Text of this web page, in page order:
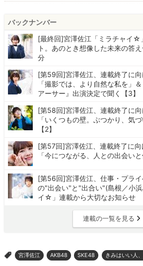
バックナンバー
[最終回]宮澤佐江「ミラチャイ☆
ト。あのとき想像した未来の答
分
[第59回]宮澤佐江、連載終了に
「撮影では、より自然な私を」
アーサー』出演決定で聞く【3】
[第58回]宮澤佐江、連載終了に
「いくつもの壁。ぶつかり、気
【2】
[第57回]宮澤佐江、連載終了に
「今につながる、人との出会いと
[第56回]宮澤佐江、仕事・プラ
の"出会い"と"出合い"(島根／小
イ☆」連載から大切なお知らせ
連載の一覧を見る
> 宮澤佐江 AKB48 SKE48 きみはいい人